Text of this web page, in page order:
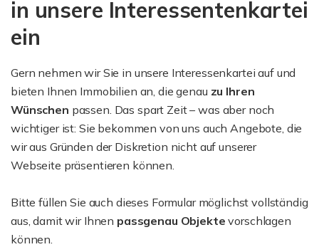
in unsere Interessentenkartei
ein
Gern nehmen wir Sie in unsere Interessenkartei auf und
bieten Ihnen Immobilien an, die genau zu Ihren
Wünschen passen. Das spart Zeit – was aber noch
wichtiger ist: Sie bekommen von uns auch Angebote, die
wir aus Gründen der Diskretion nicht auf unserer
Webseite präsentieren können.
Bitte füllen Sie auch dieses Formular möglichst vollständig
aus, damit wir Ihnen passgenau Objekte vorschlagen
können.